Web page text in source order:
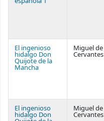
El ingenioso
hidalgo Don
Quijote de la
Mancha
Miguel de
Cervantes
El ingenioso
hidalgo Don
Miguel de
Cervantes